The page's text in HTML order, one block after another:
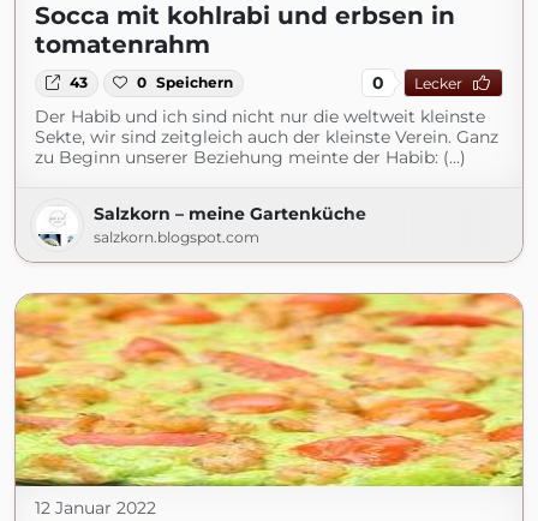
Socca mit kohlrabi und erbsen in
tomatenrahm
43 0 Speichern 0 Lecker
Der Habib und ich sind nicht nur die weltweit kleinste
Sekte, wir sind zeitgleich auch der kleinste Verein. Ganz
zu Beginn unserer Beziehung meinte der Habib: (...)
Salzkorn – meine Gartenküche
salzkorn.blogspot.com
12 Januar 2022